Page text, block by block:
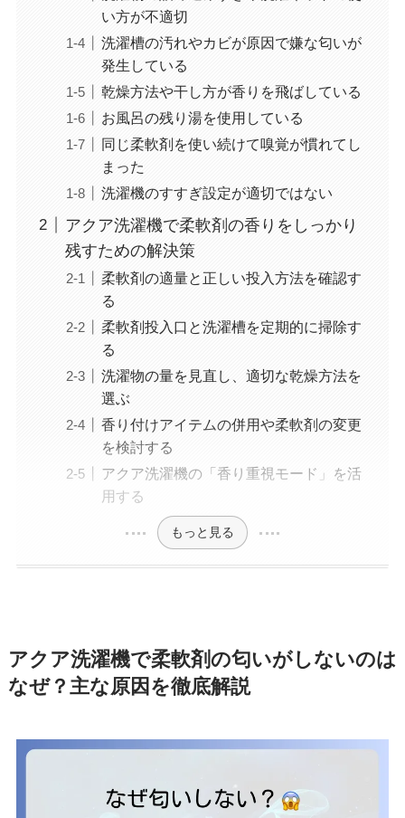
い方が不適切
洗濯槽の汚れやカビが原因で嫌な匂いが
発生している
乾燥方法や干し方が香りを飛ばしている
お風呂の残り湯を使用している
同じ柔軟剤を使い続けて嗅覚が慣れてし
まった
洗濯機のすすぎ設定が適切ではない
アクア洗濯機で柔軟剤の香りをしっかり
残すための解決策
柔軟剤の適量と正しい投入方法を確認す
る
柔軟剤投入口と洗濯槽を定期的に掃除す
る
洗濯物の量を見直し、適切な乾燥方法を
選ぶ
香り付けアイテムの併用や柔軟剤の変更
を検討する
アクア洗濯機の「香り重視モード」を活
用する
もっと見る
アクア洗濯機で柔軟剤の匂いがしないのは
なぜ？主な原因を徹底解説